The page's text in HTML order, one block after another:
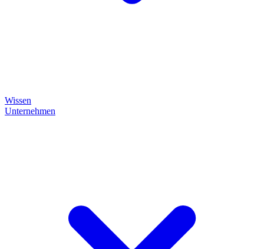
Wissen
Unternehmen